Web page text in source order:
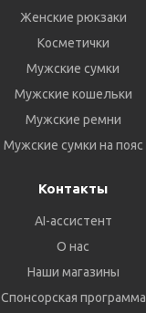
Женские рюкзаки
Косметички
Мужские сумки
Мужские кошельки
Мужские ремни
Мужские сумки на пояс
Контакты
AI-ассистент
О нас
Наши магазины
Спонсорская программа